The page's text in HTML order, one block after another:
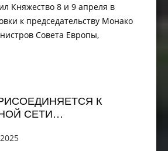
Княжество 8 и 9 апреля в
к председательству Монако
Совета Европы,
К
СЕТИ…